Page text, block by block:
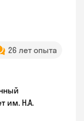
26 лет опыта
им. Н.А.